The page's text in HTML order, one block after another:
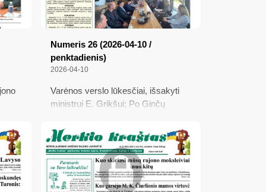
Numeris 26 (2026-04-10 /
penktadienis)
2026-04-10
Varėnos verslo lūkesčiai, išsakyti
ministrui E. Grikšui; Po Ginčų
susitarti pavyko, bet...; Kas aš tau –
ar Lapelė, kad viską žinočiau?;
Praleido progą patylėti...